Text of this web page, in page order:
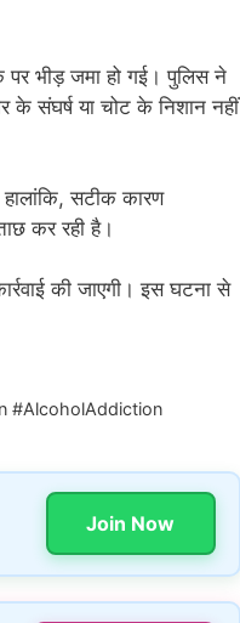
भीड़ जमा हो गई। पुलिस ने
के संघर्ष या चोट के निशान नहीं
सटीक कारण
कर रही है।
की जाएगी। इस घटना से
#AlcoholAddiction
Join Now